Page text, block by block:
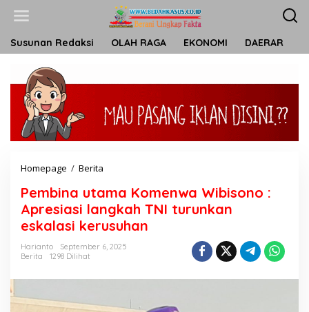
t
Susunan Redaksi OLAH RAGA EKONOMI DAERAR
Homepage / Berita
m
b
i
n
a
a
a
Pembina utama Komenwa Wibisono :
Apresiasi langkah TNI turunkan
eskalasi kerusuhan
Harianto
September 6, 2025
Berita
1298 Dilihat